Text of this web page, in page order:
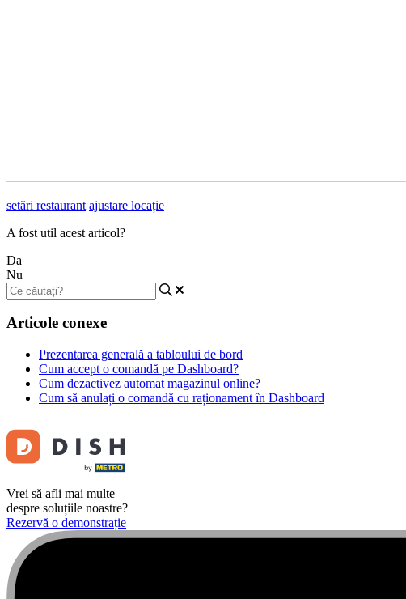
setări restaurant ajustare locație
A fost util acest articol?
Da
Nu
Articole conexe
Prezentarea generală a tabloului de bord
Cum accept o comandă pe Dashboard?
Cum dezactivez automat magazinul online?
Cum să anulați o comandă cu raționament în Dashboard
Vrei să afli mai multe
despre soluțiile noastre?
Rezervă o demonstrație